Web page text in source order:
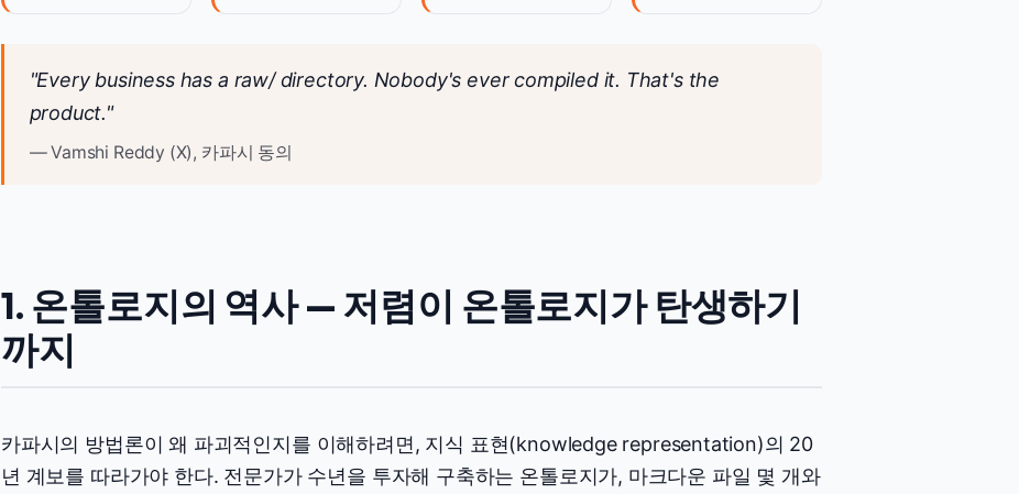
"Every business has a raw/ directory. Nobody's ever compiled it. That's the
product."
— Vamshi Reddy (X), 카파시 동의
1. 온톨로지의 역사 — 저렴이 온톨로지가 탄생하기
까지
카파시의 방법론이 왜 파괴적인지를 이해하려면, 지식 표현(knowledge representation)의 20
년 계보를 따라가야 한다. 전문가가 수년을 투자해 구축하는 온톨로지가, 마크다운 파일 몇 개와